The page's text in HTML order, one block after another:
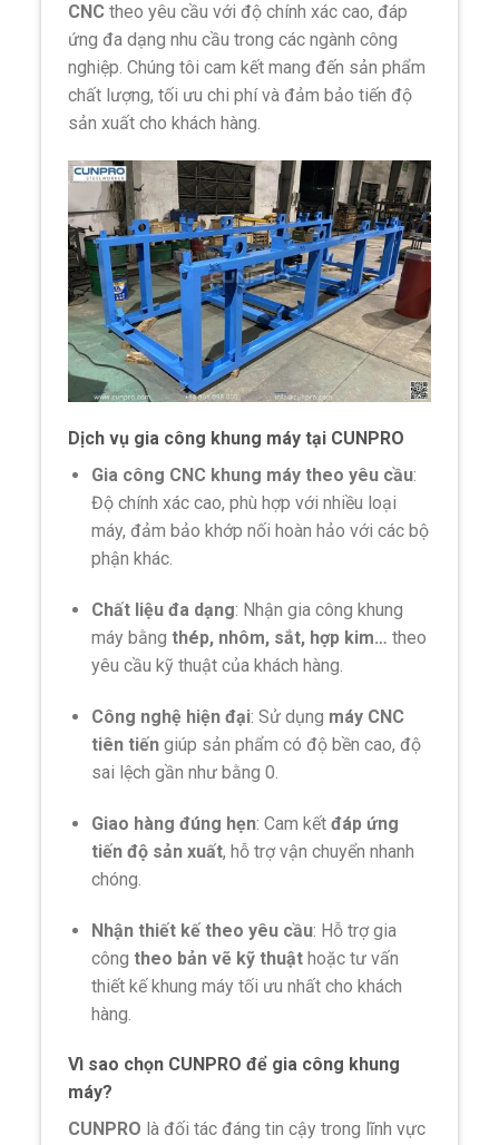
CNC theo yêu cầu với độ chính xác cao, đáp
ứng đa dạng nhu cầu trong các ngành công
nghiệp. Chúng tôi cam kết mang đến sản phẩm
chất lượng, tối ưu chi phí và đảm bảo tiến độ
sản xuất cho khách hàng.
Dịch vụ gia công khung máy tại CUNPRO
Gia công CNC khung máy theo yêu cầu:
Độ chính xác cao, phù hợp với nhiều loại
máy, đảm bảo khớp nối hoàn hảo với các bộ
phận khác.
Chất liệu đa dạng: Nhận gia công khung
máy bằngthép, nhôm, sắt, hợp kim… theo
yêu cầu kỹ thuật của khách hàng.
Công nghệ hiện đại: Sử dụng máy CNC
tiên tiến giúp sản phẩm có độ bền cao, độ
sai lệch gần như bằng 0.
Giao hàng đúng hẹn: Cam kếtđáp ứng
tiến độ sản xuất, hỗ trợ vận chuyển nhanh
chóng.
Nhận thiết kế theo yêu cầu: Hỗ trợ gia
côngtheo bản vẽ kỹ thuật hoặc tư vấn
thiết kế khung máy tối ưu nhất cho khách
hàng.
Vì sao chọn CUNPRO để gia công khung
máy?
CUNPRO là đối tác đáng tin cậy trong lĩnh vực